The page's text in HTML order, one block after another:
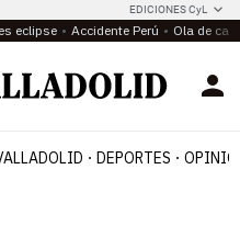
EDICIONES CyL
eclipse Accidente Perú Ola de
DEPORTES